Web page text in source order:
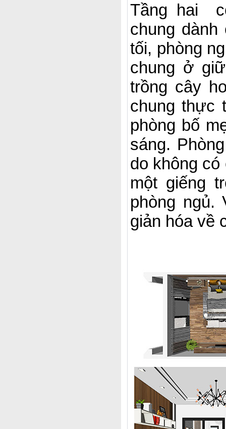
Tầng hai
chung
tối, phòng
chung ở
trồng cây
chung thực
phòng bố
sáng.
do không
một giếng
phòng
giản hóa về